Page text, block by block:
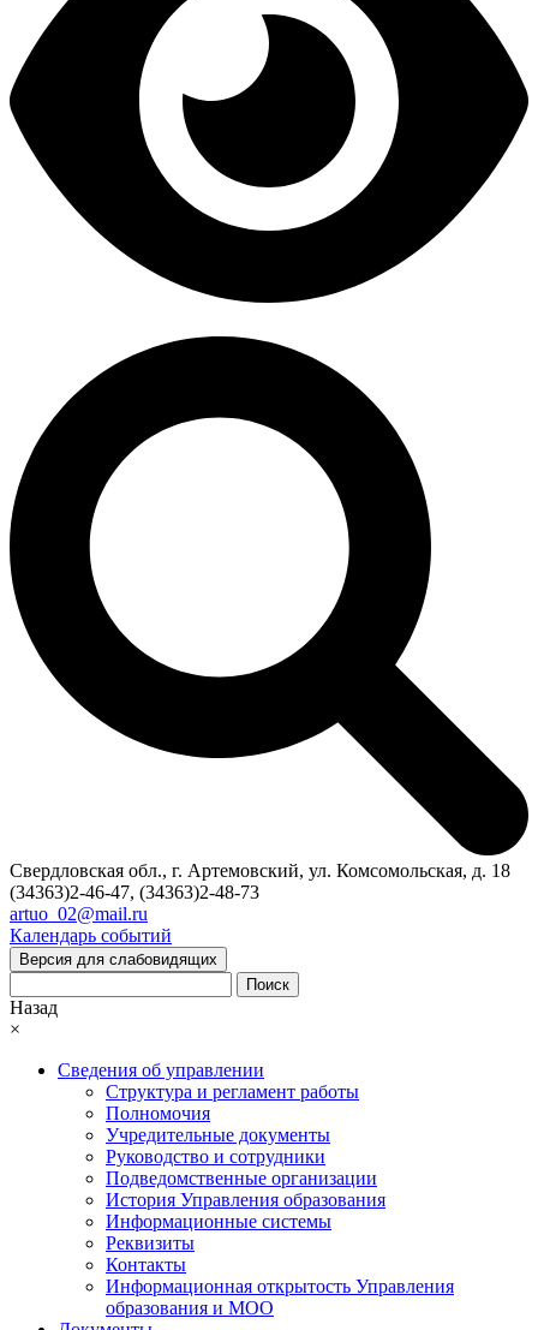
Свердловская обл., г. Артемовский, ул. Комсомольская, д. 18
(34363)2-46-47, (34363)2-48-73
artuo_02@mail.ru
Календарь событий
Версия для слабовидящих
Поиск
Назад
×
Сведения об управлении
Структура и регламент работы
Полномочия
Учредительные документы
Руководство и сотрудники
Подведомственные организации
История Управления образования
Информационные системы
Реквизиты
Контакты
Информационная открытость Управления
образования и МОО